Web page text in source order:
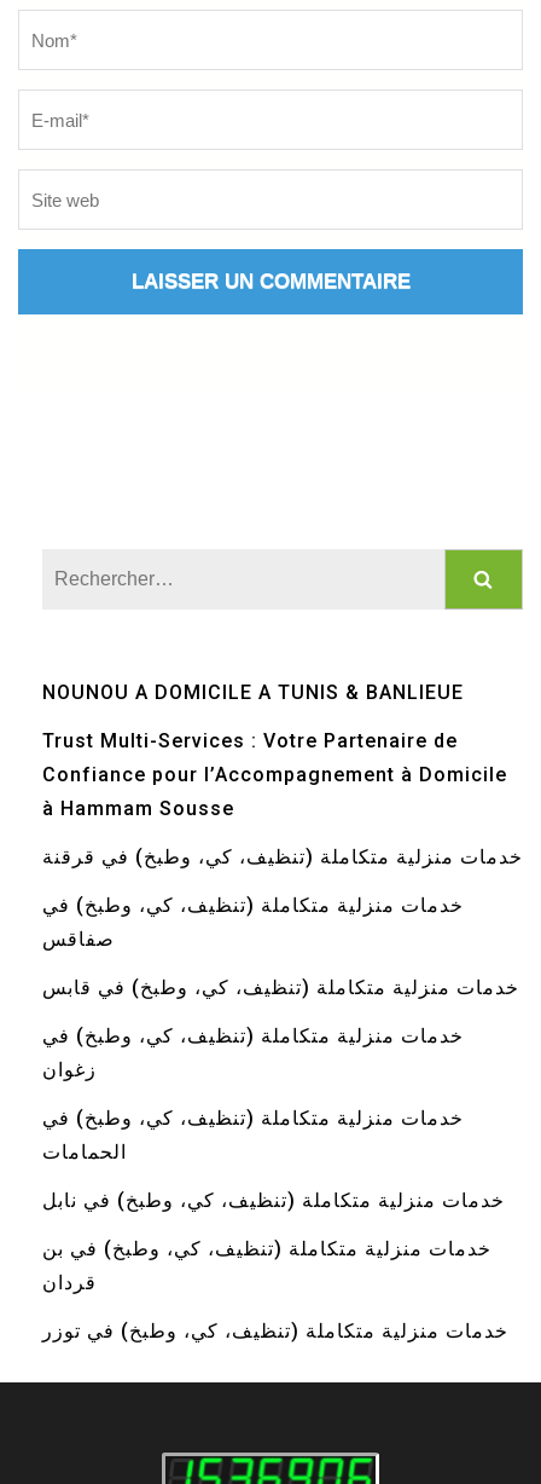
NOUNOU A DOMICILE A TUNIS & BANLIEUE
Trust Multi-Services : Votre Partenaire de
Confiance pour l’Accompagnement à Domicile
à Hammam Sousse
خدمات منزلية متكاملة (تنظيف، كي، وطبخ) في قرقنة
خدمات منزلية متكاملة (تنظيف، كي، وطبخ) في
صفاقس
خدمات منزلية متكاملة (تنظيف، كي، وطبخ) في قابس
خدمات منزلية متكاملة (تنظيف، كي، وطبخ) في
زغوان
خدمات منزلية متكاملة (تنظيف، كي، وطبخ) في
الحمامات
خدمات منزلية متكاملة (تنظيف، كي، وطبخ) في نابل
خدمات منزلية متكاملة (تنظيف، كي، وطبخ) في بن
قردان
خدمات منزلية متكاملة (تنظيف، كي، وطبخ) في توزر